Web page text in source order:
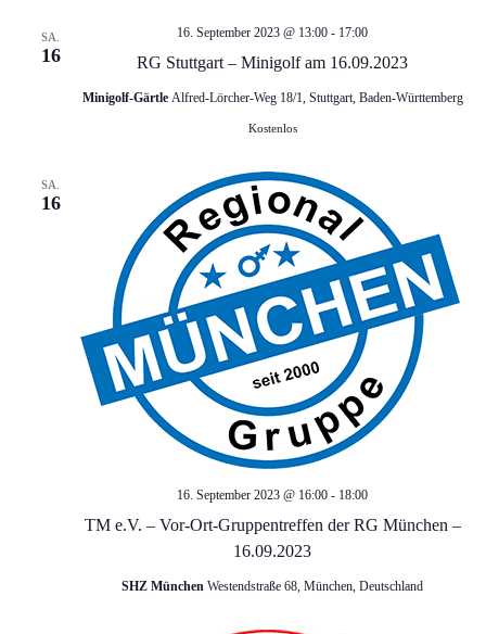
g
S
u
c
h
n
d
e
i
SA.
16 RG Stuttgart – Minigolf am 16.09.2023
16. September 2023 @ 13:00 - 17:00
Minigolf-Gärtle Alfred-Lörcher-Weg 18/1, Stuttgart, Baden-Württemberg
Kostenlos
SA.
16
TM e.V. – Vor-Ort-Gruppentreffen der RG München –
16.09.2023
16. September 2023 @ 16:00 - 18:00
SHZ München Westendstraße 68, München, Deutschland